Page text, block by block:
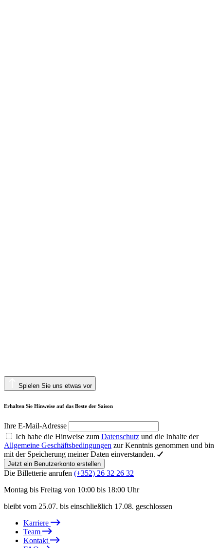
Spielen Sie uns etwas vor
Erhalten Sie Hinweise auf das Beste der Saison
Ihre E-Mail-Adresse
Ich habe die Hinweise zum Datenschutz und die Inhalte der
Allgemeine Geschäftsbedingungen zur Kenntnis genommen und bin
mit der Speicherung meiner Daten einverstanden.
Jetzt ein Benutzerkonto erstellen
Die Billetterie anrufen (+352) 26 32 26 32
Montag bis Freitag von 10:00 bis 18:00 Uhr
bleibt vom 25.07. bis einschließlich 17.08. geschlossen
Karriere
Team
Kontakt